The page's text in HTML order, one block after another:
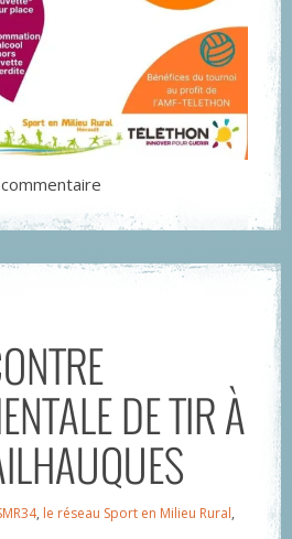
DE TIR À
, le réseau Sport en Milieu Rural,